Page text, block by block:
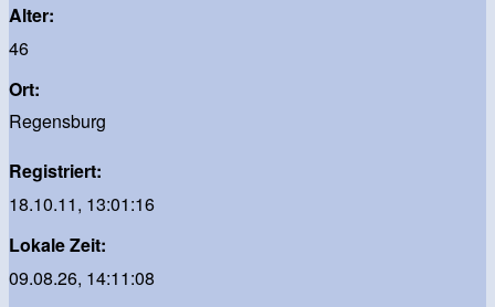
Alter:
46
Ort:
Regensburg
Registriert:
18.10.11, 13:01:16
Lokale Zeit:
09.08.26, 14:11:08